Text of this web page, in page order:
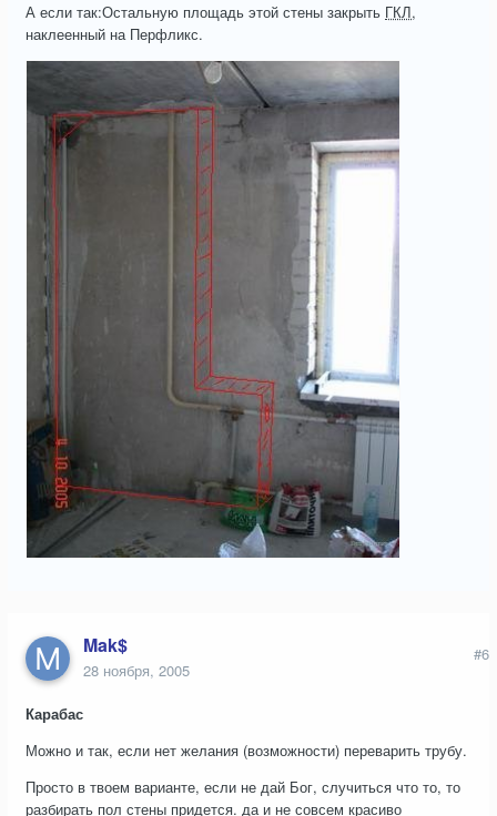
А если так:Остальную площадь этой стены закрыть ГКЛ,
наклеенный на Перфликс.
Mak$
28 ноября, 2005
#6
Карабас
Можно и так, если нет желания (возможности) переварить трубу.
Просто в твоем варианте, если не дай Бог, случиться что то, то
разбирать пол стены придется. да и не совсем красиво